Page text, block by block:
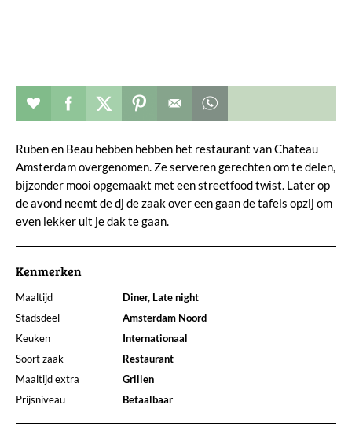
Restaurant toevoegen aan favorieten
Deel dit op facebook
Deel dit op twitter
Deel dit op pinterest
Ruben en Beau hebben hebben het restaurant van Chateau
Amsterdam overgenomen. Ze serveren gerechten om te delen,
bijzonder mooi opgemaakt met een streetfood twist. Later op
de avond neemt de dj de zaak over een gaan de tafels opzij om
even lekker uit je dak te gaan.
Kenmerken
Maaltijd
Diner, Late night
Stadsdeel
Amsterdam Noord
Keuken
Internationaal
Soort zaak
Restaurant
Maaltijd extra
Grillen
Prijsniveau
Betaalbaar